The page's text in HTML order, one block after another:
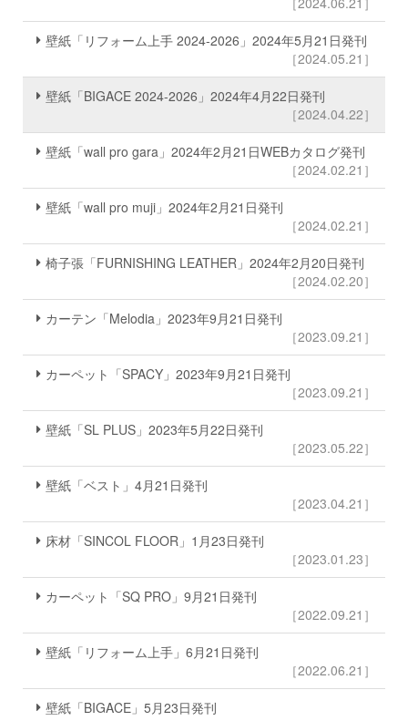
壁紙「リフォーム上手 2024-2026」2024年5月21日発刊
［2024.05.21］
壁紙「BIGACE 2024-2026」2024年4月22日発刊
［2024.04.22］
壁紙「wall pro gara」2024年2月21日WEBカタログ発刊
［2024.02.21］
壁紙「wall pro muji」2024年2月21日発刊
［2024.02.21］
椅子張「FURNISHING LEATHER」2024年2月20日発刊
［2024.02.20］
カーテン「Melodia」2023年9月21日発刊
［2023.09.21］
カーペット「SPACY」2023年9月21日発刊
［2023.09.21］
壁紙「SL PLUS」2023年5月22日発刊
［2023.05.22］
壁紙「ベスト」4月21日発刊
［2023.04.21］
床材「SINCOL FLOOR」1月23日発刊
［2023.01.23］
カーペット「SQ PRO」9月21日発刊
［2022.09.21］
壁紙「リフォーム上手」6月21日発刊
［2022.06.21］
壁紙「BIGACE」5月23日発刊